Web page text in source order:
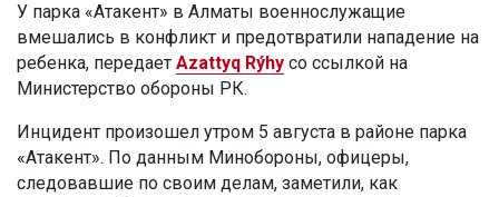
У парка «Атакент» в Алматы военнослужащие
вмешались в конфликт и предотвратили нападение на
ребенка, передает Azattyq Rýhy со ссылкой на
Министерство обороны РК.
Инцидент произошел утром 5 августа в районе парка
«Атакент». По данным Минобороны, офицеры,
следовавшие по своим делам, заметили, как